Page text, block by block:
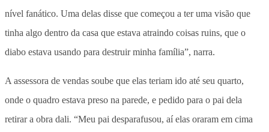
nível fanático. Uma delas disse que começou a ter uma visão que
tinha algo dentro da casa que estava atraindo coisas ruins, que o
diabo estava usando para destruir minha família”, narra.
A assessora de vendas soube que elas teriam ido até seu quarto,
onde o quadro estava preso na parede, e pedido para o pai dela
retirar a obra dali. “Meu pai desparafusou, aí elas oraram em cima